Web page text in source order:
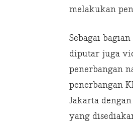
melakukan
Sebagai
diputar juga
penerbangan
penerbangan
Jakarta
yang